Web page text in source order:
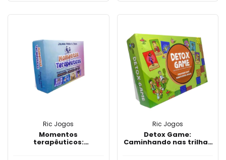
Ric Jogos
Momentos
terapêuticos:
Ric Jogos
Detox Game:
Caminhando nas trilhas